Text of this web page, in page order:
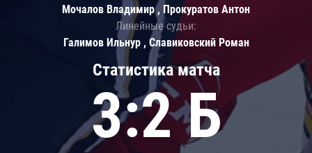
Статистика матча
3:2 Б
Мочалов Владимир , Прокуратов Антон
Линейные судьи:
Галимов Ильнур , Славиковский Роман